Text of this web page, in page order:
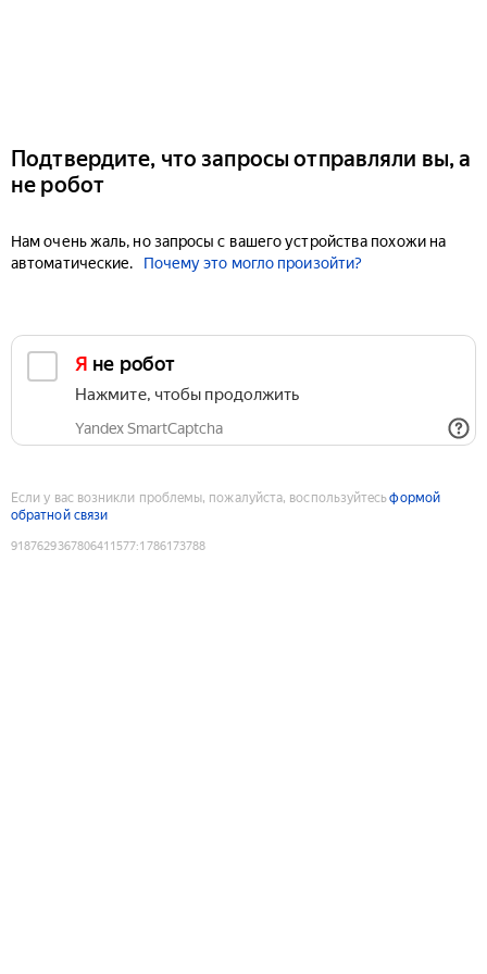
Подтвердите, что запросы отправляли вы, а
не робот
Нам очень жаль, но запросы с вашего устройства похожи на
автоматические.
Почему это могло произойти?
Я не робот
Нажмите, чтобы продолжить
Yandex SmartCaptcha
Если у вас возникли проблемы, пожалуйста, воспользуйтесьформой
обратной связи
9187629367806411577:1786173788